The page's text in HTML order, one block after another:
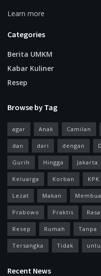
Learn more
Categories
Berita UMKM
Kabar Kuliner
Resep
Browse by Tag
agar Anak Camilan
dan dari dengan
Gurih Hingga Jakarta
Keluarga Korban KPK
Lezat Makan
Prabowo Praktis Rasa
Resep Rumah Tanpa
Tersangka Tidak
Recent News